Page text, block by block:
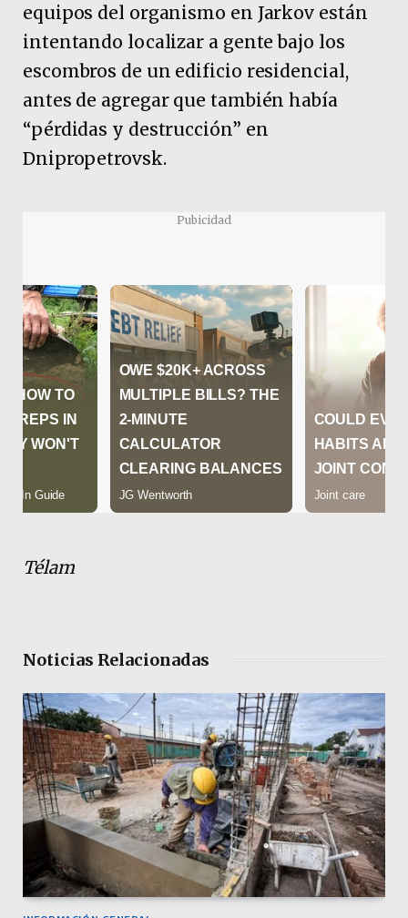
equipos del organismo en Jarkov están
intentando localizar a gente bajo los
escombros de un edificio residencial,
antes de agregar que también había
“pérdidas y destrucción” en
Dnipropetrovsk.
Pubicidad
Télam
Noticias Relacionadas